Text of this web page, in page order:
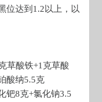
位达到1.2以上，以
酸铁+1克草酸
纳5.5克
8克+氯化钠3.5